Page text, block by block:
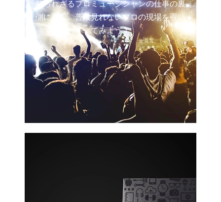
知られざるプロミュージシャンの仕事の裏
側に密着。普段見れないプロの現場を覗い
てみよう！